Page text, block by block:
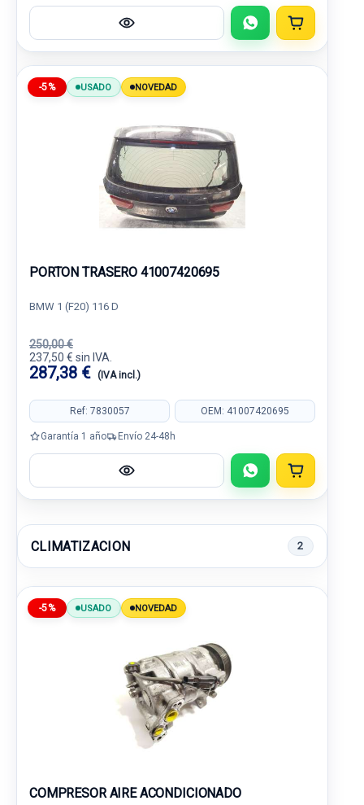
-5% USADO NOVEDAD
PORTON TRASERO 41007420695
BMW 1 (F20) 116 D
250,00 €
237,50 € sin IVA.
287,38 € (IVA incl.)
Ref: 7830057 OEM: 41007420695
Garantía 1 año Envío 24-48h
CLIMATIZACION 2
-5% USADO NOVEDAD
COMPRESOR AIRE ACONDICIONADO